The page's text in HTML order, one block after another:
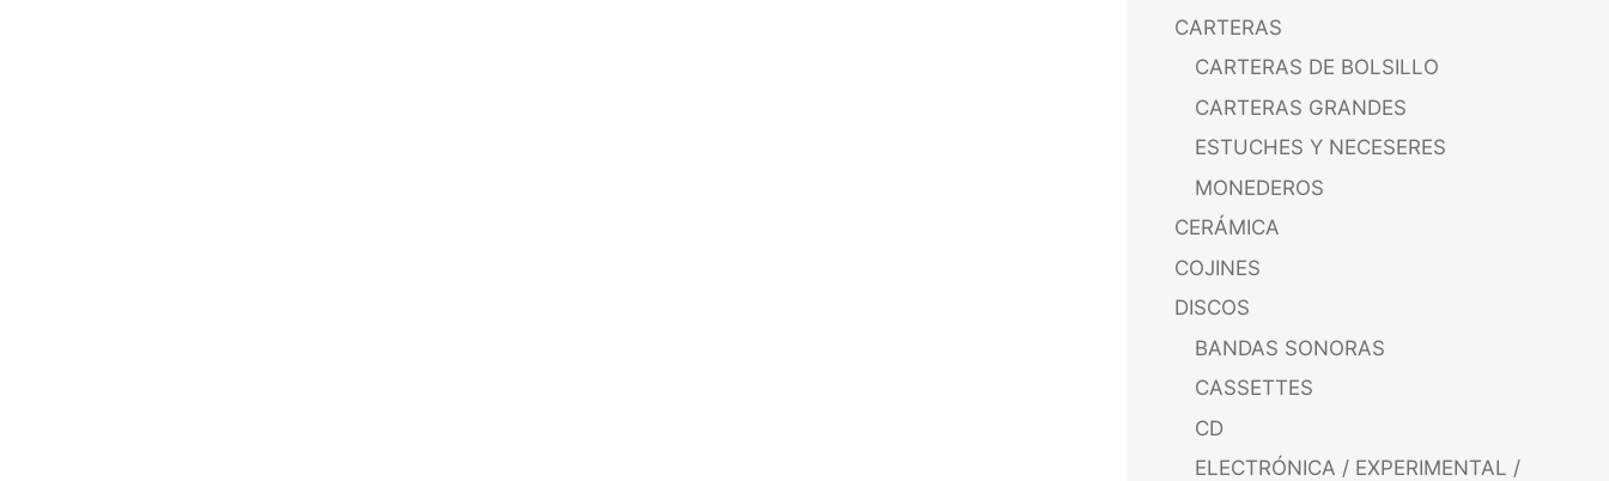
CARTERAS
CARTERAS DE BOLSILLO
CARTERAS GRANDES
ESTUCHES Y NECESERES
MONEDEROS
CERÁMICA
COJINES
DISCOS
BANDAS SONORAS
CASSETTES
CD
ELECTRÓNICA / EXPERIMENTAL /